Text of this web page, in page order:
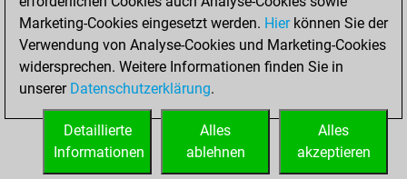
Unterverwandlungen
0
Türme auf der siebten
32
STARTSEITE
Marketing-Cookies eingesetzt werden. Hierkönnen Sie der
Verwendung von Analyse-Cookies und Marketing-Cookies
widersprechen. Weitere Informationen finden Sie in
unserer Datenschutzerklärung.
Alles
akzeptieren
Alles
ablehnen
Detaillierte
Informationen